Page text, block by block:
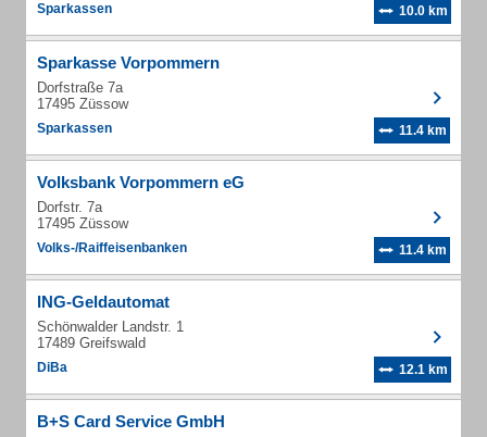
Sparkassen 10.0 km
Sparkasse Vorpommern
Dorfstraße 7a
17495 Züssow
Sparkassen 11.4 km
Volksbank Vorpommern eG
Dorfstr. 7a
17495 Züssow
Volks-/Raiffeisenbanken 11.4 km
ING-Geldautomat
Schönwalder Landstr. 1
17489 Greifswald
DiBa 12.1 km
B+S Card Service GmbH